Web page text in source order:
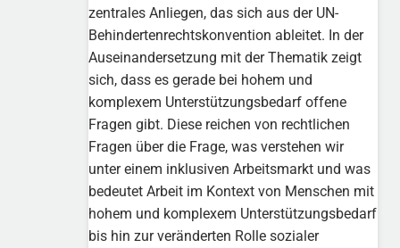
zentrales Anliegen, das sich aus der UN-
Behindertenrechtskonvention ableitet. In der
Auseinandersetzung mit der Thematik zeigt
sich, dass es gerade bei hohem und
komplexem Unterstützungsbedarf offene
Fragen gibt. Diese reichen von rechtlichen
Fragen über die Frage, was verstehen wir
unter einem inklusiven Arbeitsmarkt und was
bedeutet Arbeit im Kontext von Menschen mit
hohem und komplexem Unterstützungsbedarf
bis hin zur veränderten Rolle sozialer